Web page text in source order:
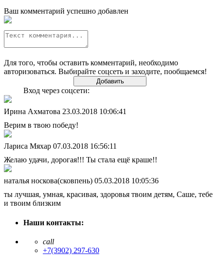
Ваш комментарий успешно добавлен
Для того, чтобы оставить комментарий, необходимо
авторизоваться. Выбирайте соцсеть и заходите, пообщаемся!
Вход через соцсети:
Ирина Ахматова 23.03.2018 10:06:41
Верим в твою победу!
Лариса Мяхар 07.03.2018 16:56:11
Желаю удачи, дорогая!!! Ты стала ещё краше!!
наталья носкова(cковпень) 05.03.2018 10:05:36
ты лучшая, умная, красивая, здоровья твоим детям, Саше, тебе
и твоим близким
Наши контакты:
call
+7(3902) 297-630